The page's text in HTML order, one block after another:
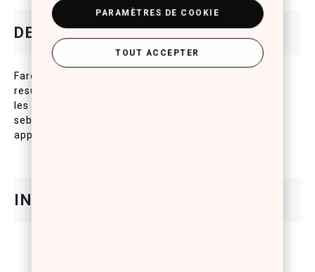
Fard a paupieres qui offre une couleur intense et un
resultat perle. Sa texture innovante est ideale pour
les peaux grasses car il aide a absorber lexces de
sebum tandis que sa texture fine permet une
application homogene et de longue duree.
PARAMÈTRES DE COOKIE
TOUT ACCEPTER